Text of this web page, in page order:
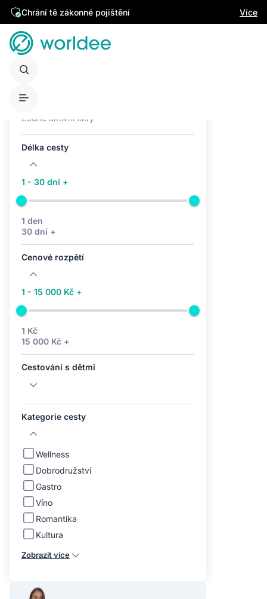
Chrání tě zákonné pojištění Více
Žádné aktivní filtry
Délka cesty
1 - 30 dní +
1 den
30 dní +
Cenové rozpětí
1 - 15 000 Kč +
1 Kč
15 000 Kč +
Cestování s dětmi
Kategorie cesty
Wellness
Dobrodružství
Gastro
Víno
Romantika
Kultura
Zobrazit více